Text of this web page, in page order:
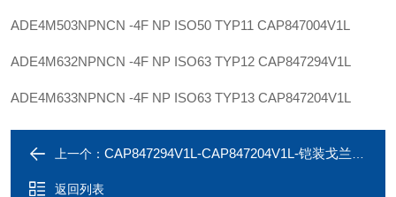
ADE4M503NPNCN -4F NP ISO50 TYP11 CAP847004V1L
ADE4M632NPNCN -4F NP ISO63 TYP12 CAP847294V1L
ADE4M633NPNCN -4F NP ISO63 TYP13 CAP847204V1L
上一个： CAP847294V1L-CAP847204V1L-铠装戈兰ADE4M632NPNCN-ADE4M633NPNCN
返回列表